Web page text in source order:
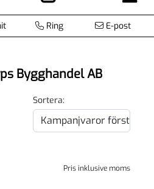
Ring E-post
Bygghandel AB
Sortera:
Pris inklusive moms